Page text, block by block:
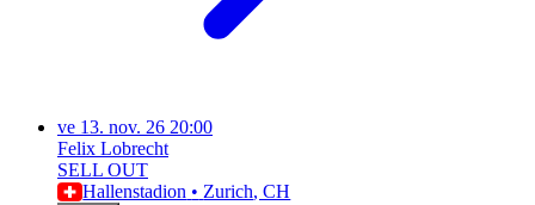
ve 13. nov. 26 20:00
Felix Lobrecht
SELL OUT
Hallenstadion • Zurich, CH